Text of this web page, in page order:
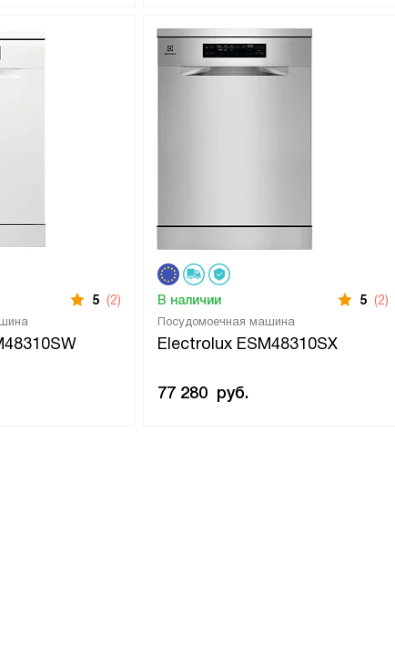
5 (2)
Посудомоечная машина
Electrolux ESM48310SX
В наличии 5 (2)
77 280 руб.